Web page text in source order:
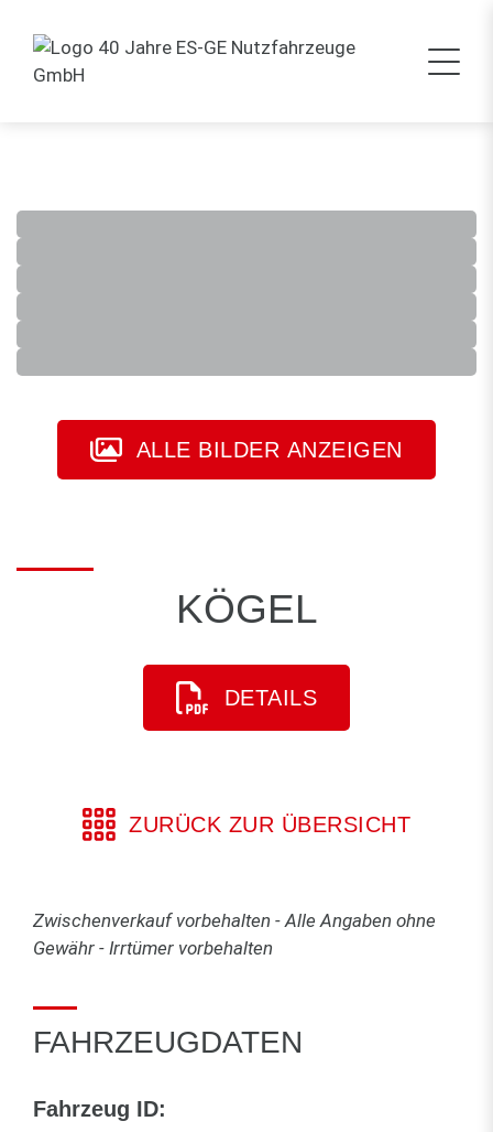
ALLE BILDER ANZEIGEN
KÖGEL
DETAILS
ZURÜCK ZUR ÜBERSICHT
Zwischenverkauf vorbehalten - Alle Angaben ohne
Gewähr - Irrtümer vorbehalten
FAHRZEUGDATEN
Fahrzeug ID: